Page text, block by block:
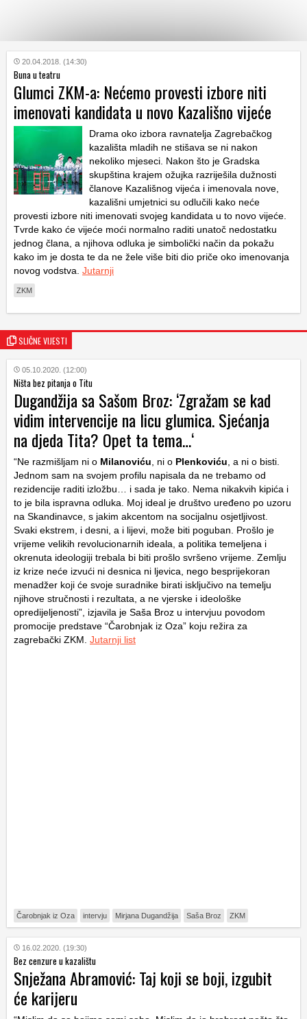
KATEGORIJE
HRVATSKI
WEB
20.04.2018. (14:30)
Buna u teatru
Glumci ZKM-a: Nećemo provesti izbore niti
imenovati kandidata u novo Kazališno vijeće
Drama oko izbora ravnatelja Zagrebačkog
kazališta mladih ne stišava se ni nakon
nekoliko mjeseci. Nakon što je Gradska
skupština krajem ožujka razriješila dužnosti
članove Kazališnog vijeća i imenovala nove,
kazališni umjetnici su odlučili kako neće
provesti izbore niti imenovati svojeg kandidata u to novo vijeće.
Tvrde kako će vijeće moći normalno raditi unatoč nedostatku
jednog člana, a njihova odluka je simbolički način da pokažu
kako im je dosta te da ne žele više biti dio priče oko imenovanja
novog vodstva. Jutarnji
ZKM
SLIČNE VIJESTI
05.10.2020. (12:00)
Ništa bez pitanja o Titu
Dugandžija sa Sašom Broz: ‘Zgražam se kad
vidim intervencije na licu glumica. Sjećanja
na djeda Tita? Opet ta tema…‘
“Ne razmišljam ni o Milanoviću , ni o Plenkoviću , a ni o bisti.
Jednom sam na svojem profilu napisala da ne trebamo od
rezidencije raditi izložbu… i sada je tako. Nema nikakvih kipića i
to je bila ispravna odluka. Moj ideal je društvo uređeno po uzoru
na Skandinavce, s jakim akcentom na socijalnu osjetljivost.
Svaki ekstrem, i desni, a i lijevi, može biti poguban. Prošlo je
vrijeme velikih revolucionarnih ideala, a politika temeljena i
okrenuta ideologiji trebala bi biti prošlo svršeno vrijeme. Zemlju
iz krize neće izvući ni desnica ni ljevica, nego besprijekoran
menadžer koji će svoje suradnike birati isključivo na temelju
njihove stručnosti i rezultata, a ne vjerske i ideološke
opredijeljenosti”, izjavila je Saša Broz u intervjuu povodom
promocije predstave “Čarobnjak iz Oza” koju režira za
zagrebački ZKM. Jutarnji list
Čarobnjak iz Oza intervju Mirjana Dugandžija Saša Broz ZKM
16.02.2020. (19:30)
Bez cenzure u kazalištu
Snježana Abramović: Taj koji se boji, izgubit
će karijeru